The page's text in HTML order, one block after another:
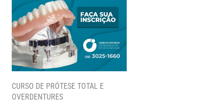
CURSO DE PRÓTESE TOTAL E
OVERDENTURES